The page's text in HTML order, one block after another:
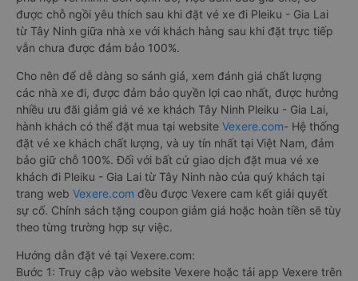
được chỗ ngồi yêu thích sau khi đặt vé xe đi Pleiku - Gia Lai
từ Tây Ninh giữa nhà xe với khách hàng sau khi đặt trực tiếp
vẫn chưa được đảm bảo 100%.
Cho nên để dễ dàng so sánh giá, xem đánh giá chất lượng
các nhà xe đi, được đảm bảo quyền lợi cao nhất, được hưởng
nhiều ưu đãi giảm giá vé xe khách Tây Ninh Pleiku - Gia Lai,
hành khách có thể đặt mua tại website Vexere.com- Hệ thống
đặt vé xe khách chất lượng, và uy tín nhất tại Việt Nam, đảm
bảo giữ chỗ 100%. Đối với bất cứ giao dịch đặt mua vé xe
khách đi Pleiku - Gia Lai từ Tây Ninh nào của quý khách tại
trang web Vexere.com đều được Vexere cam kết giải quyết
sự cố. Chính sách tặng coupon giảm giá hoặc hoàn tiền sẽ tùy
theo từng trường hợp sự việc.
Hướng dẫn đặt vé tại Vexere.com:
Bước 1: Truy cập vào website Vexere hoặc tải app Vexere trên